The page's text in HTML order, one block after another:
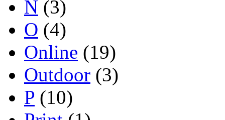
N (3)
O (4)
Online (19)
Outdoor (3)
P (10)